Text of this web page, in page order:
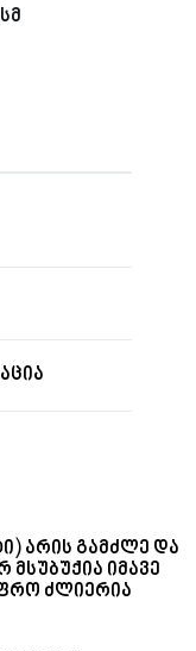
არის გამძლე და
იმავე
ძლიერია